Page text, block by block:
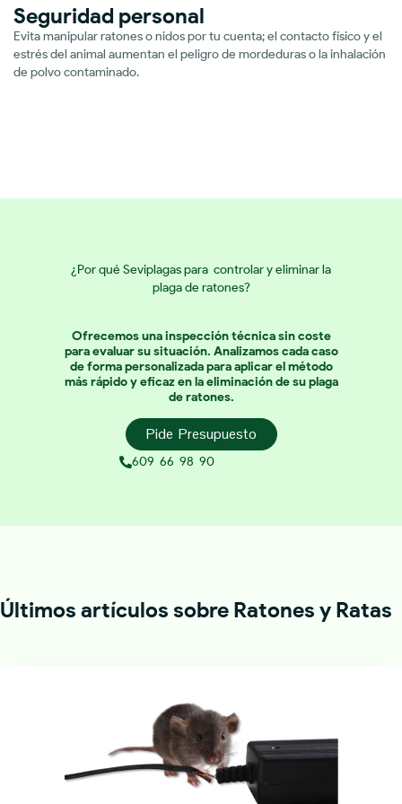
Seguridad personal
Evita manipular ratones o nidos por tu cuenta; el contacto físico y el
estrés del animal aumentan el peligro de mordeduras o la inhalación
de polvo contaminado.
¿Por qué Seviplagas para controlar y eliminar la
plaga de ratones?
Ofrecemos una inspección técnica sin coste
para evaluar su situación. Analizamos cada caso
de forma personalizada para aplicar el método
más rápido y eficaz en la eliminación de su plaga
de ratones.
Pide Presupuesto
609 66 98 90
Últimos artículos sobre Ratones y Ratas